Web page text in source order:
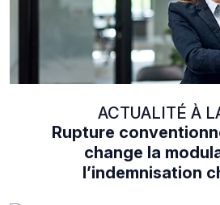
ACTUALITÉ À
Rupture
change la
l’indemnisation